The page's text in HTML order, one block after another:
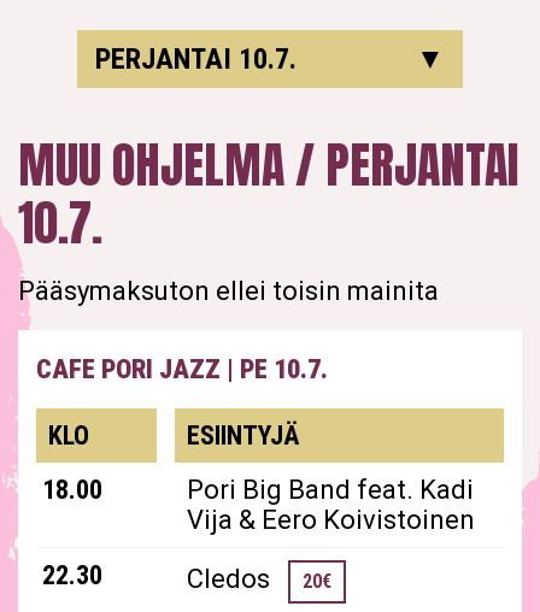
PERJANTAI 10.7. ▼
MUU OHJELMA / PERJANTAI
10.7.
Pääsymaksuton ellei toisin mainita
CAFE PORI JAZZ | PE 10.7.
KLO
ESIINTYJÄ
18.00
Pori Big Band feat. Kadi
Vija & Eero Koivistoinen
22.30
Cledos 20€